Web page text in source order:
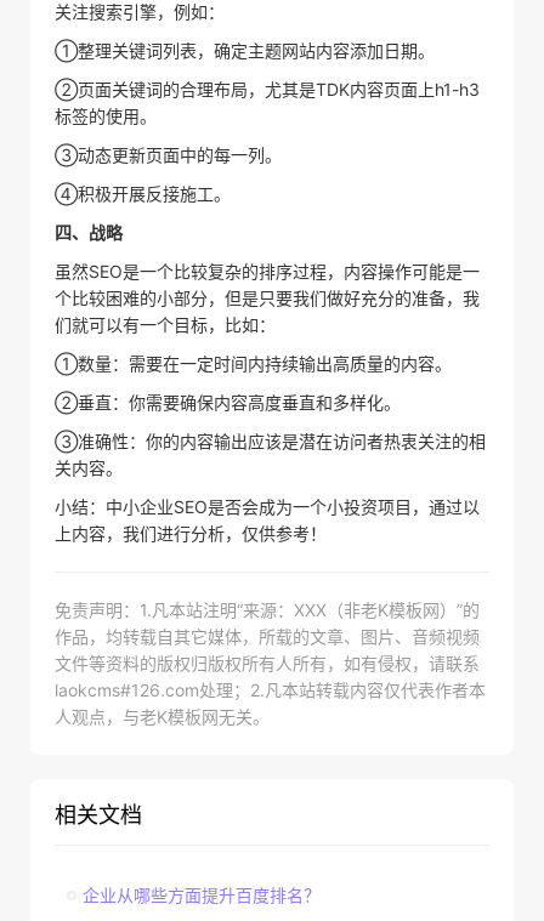
关注搜索引擎，例如：
①整理关键词列表，确定主题网站内容添加日期。
②页面关键词的合理布局，尤其是TDK内容页面上h1-h3
标签的使用。
③动态更新页面中的每一列。
④积极开展反接施工。
四、战略
虽然SEO是一个比较复杂的排序过程，内容操作可能是一
个比较困难的小部分，但是只要我们做好充分的准备，我
们就可以有一个目标，比如：
①数量：需要在一定时间内持续输出高质量的内容。
②垂直：你需要确保内容高度垂直和多样化。
③准确性：你的内容输出应该是潜在访问者热衷关注的相
关内容。
小结：中小企业SEO是否会成为一个小投资项目，通过以
上内容，我们进行分析，仅供参考！
免责声明：1.凡本站注明“来源：XXX（非老K模板网）”的
作品，均转载自其它媒体，所载的文章、图片、音频视频
文件等资料的版权归版权所有人所有，如有侵权，请联系
laokcms#126.com处理；2.凡本站转载内容仅代表作者本
人观点，与老K模板网无关。
相关文档
企业从哪些方面提升百度排名？